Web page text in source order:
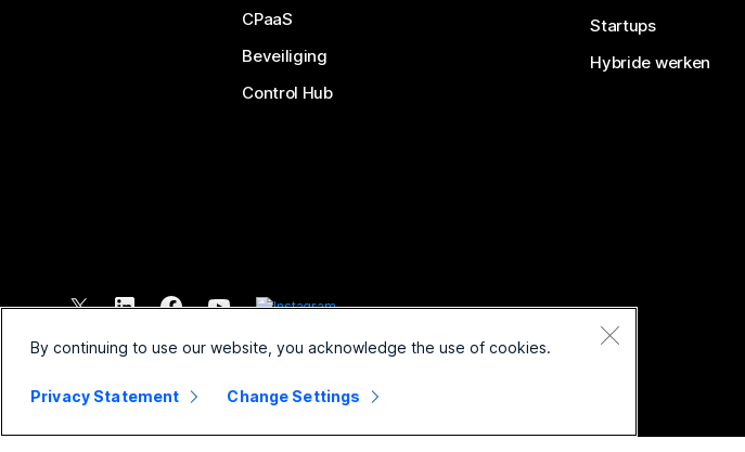
CPaaS
Beveiliging
Control Hub
Startups
Hybride werken
2026 Cisco en/of de dochterondernemingen. Alle rechten voorbehouden.
By continuing to use our website, you acknowledge the use of cookies.
Privacy Statement Change Settings